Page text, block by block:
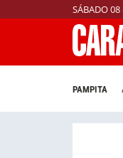
SÁBADO 08
PAMPITA